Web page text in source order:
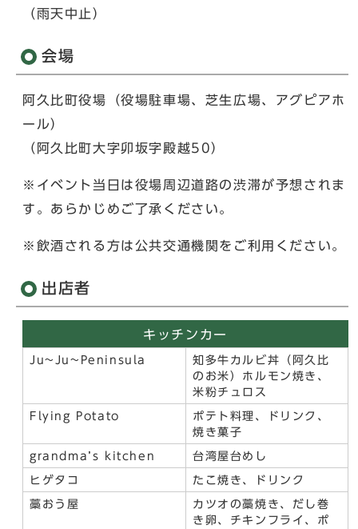
（雨天中止）
会場
阿久比町役場（役場駐車場、芝生広場、アグピアホ
ール）
（阿久比町大字卯坂字殿越50）
※イベント当日は役場周辺道路の渋滞が予想されま
す。あらかじめご了承ください。
※飲酒される方は公共交通機関をご利用ください。
出店者
キッチンカー
Ju~Ju~Peninsula
知多牛カルビ丼（阿久比
のお米）ホルモン焼き、
米粉チュロス
Flying Potato
ポテト料理、ドリンク、
焼き菓子
grandma’s kitchen 台湾屋台めし
ヒゲタコ たこ焼き、ドリンク
藁おう屋
カツオの藁焼き、だし巻
き卵、チキンフライ、ポ